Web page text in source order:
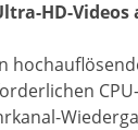
HD-Videos